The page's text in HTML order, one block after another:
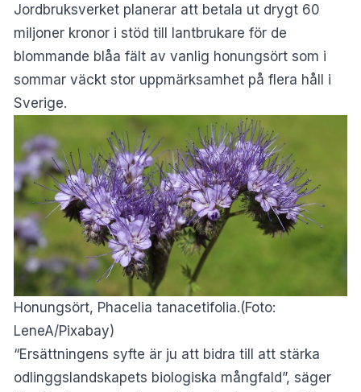
Jordbruksverket planerar att betala ut drygt 60
miljoner kronor i stöd till lantbrukare för de
blommande blåa fält av vanlig honungsört som i
sommar väckt stor uppmärksamhet på flera håll i
Sverige.
Honungsört, Phacelia tanacetifolia.(Foto:
LeneA/Pixabay)
“Ersättningens syfte är ju att bidra till att stärka
odlinggslandskapets biologiska mångfald”, säger